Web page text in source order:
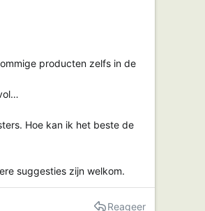
producten zelfs in de
Hoe kan ik het beste de
suggesties zijn welkom.
Reageer